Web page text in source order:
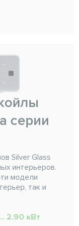
серии
Silver Glass
интерьеров.
модели
так и
2.90 кВт